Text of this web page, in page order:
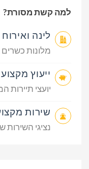
למה קשת מסורת?
לינה ואירוח
מלונות
ייעוץ
יועצי
שירות
נציגי השירות